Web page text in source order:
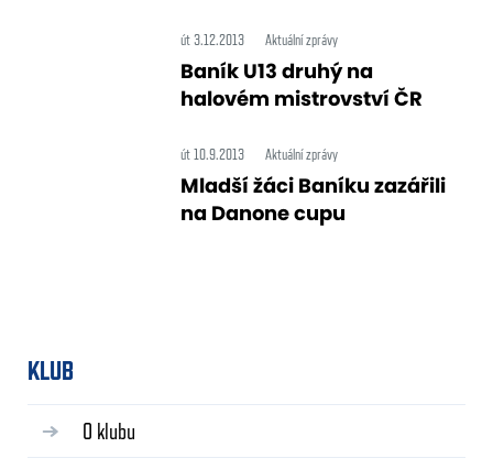
út 3.12.2013 Aktuální zprávy
Baník U13 druhý na
halovém mistrovství ČR
út 10.9.2013 Aktuální zprávy
Mladší žáci Baníku zazářili
na Danone cupu
KLUB
O klubu